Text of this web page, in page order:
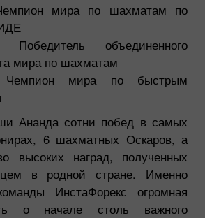
мира по шахматам по
объединенного
мира по шахматам
мира по быстрым
Ананда сотни побед в самых
6 шахматных Оскаров, а
высоких наград, полученных
в родной стране. Именно
ИнстаФорекс огромная
о начале столь важного